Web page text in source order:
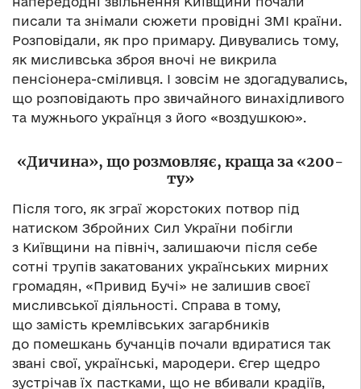
писали та знімали сюжети провідні ЗМІ країни.
Розповідали, як про примару. Дивувались тому,
як мисливська зброя вночі не викрила
пенсіонера-сміливця. І зовсім не здогадувались,
що розповідають про звичайного винахідливого
та мужнього українця з його «воздушкою».
«Дичина», що розмовляє, краща за «200-
ту»
Після того, як зграї жорстоких потвор під
натиском Збройних Сил України побігли
з Київщини на північ, залишаючи після себе
сотні трупів закатованих українських мирних
громадян, «Привид Бучі» не залишив своєї
мисливської діяльності. Справа в тому,
що замість кремлівських загарбників
до помешкань бучанців почали вдиратися так
звані свої, українські, мародери. Єгер щедро
зустрічав їх пастками, що не вбивали крадіїв,